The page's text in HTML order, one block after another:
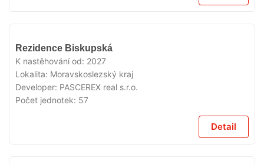
Rezidence Biskupská
K nastěhování od: 2027
Lokalita: Moravskoslezský kraj
Developer: PASCEREX real s.r.o.
Počet jednotek: 57
Detail